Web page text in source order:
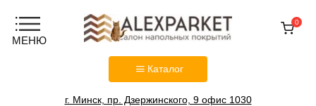
Каталог
г. Минск, пр. Дзержинского, 9 офис 1030
0